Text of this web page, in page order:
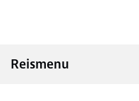
Reismenu